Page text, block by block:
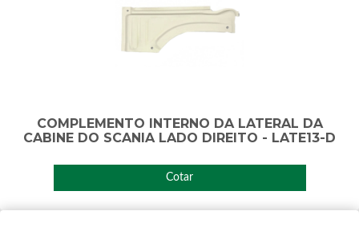
COMPLEMENTO INTERNO DA LATERAL DA
CABINE DO SCANIA LADO DIREITO - LATE13-D
Cotar